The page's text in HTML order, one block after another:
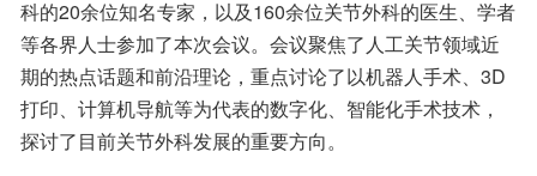
科的20余位知名专家，以及160余位关节外科的医生、学者
等各界人士参加了本次会议。会议聚焦了人工关节领域近
期的热点话题和前沿理论，重点讨论了以机器人手术、3D
打印、计算机导航等为代表的数字化、智能化手术技术，
探讨了目前关节外科发展的重要方向。